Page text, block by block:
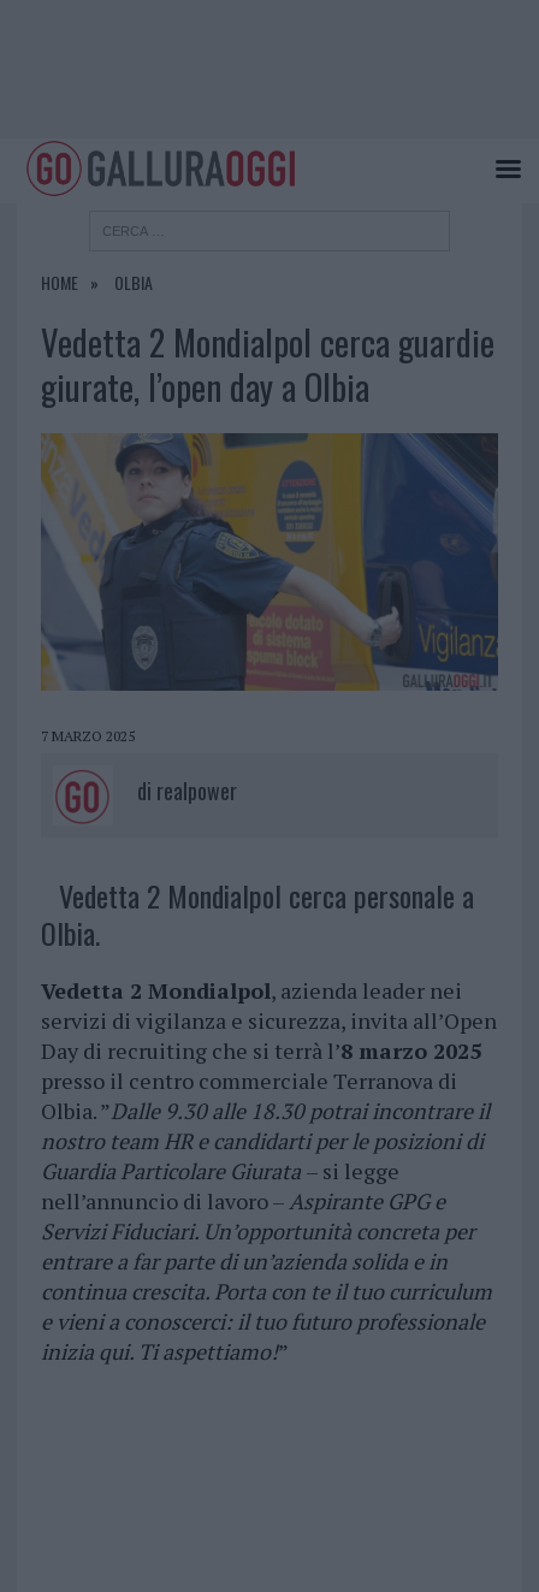
HOME OLBIA
Vedetta 2 Mondialpol cerca guardie
giurate, l’open day a Olbia
7 MARZO 2025
di realpower
Vedetta 2 Mondialpol cerca personale a
Olbia.
Vedetta 2 Mondialpol, azienda leader nei
servizi di vigilanza e sicurezza, invita all’Open
Day di recruiting che si terrà l’8 marzo 2025
presso il centro commerciale Terranova di
Olbia. ”Dalle 9.30 alle 18.30 potrai incontrare il
nostro team HR e candidarti per le posizioni di
Guardia Particolare Giurata – si legge
nell’annuncio di lavoro –Aspirante GPG e
Servizi Fiduciari. Un’opportunità concreta per
entrare a far parte di un’azienda solida e in
continua crescita. Porta con te il tuo curriculum
e vieni a conoscerci: il tuo futuro professionale
inizia qui. Ti aspettiamo!”